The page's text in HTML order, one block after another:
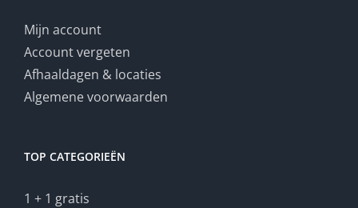
Mijn account
Account vergeten
Afhaaldagen & locaties
Algemene voorwaarden
TOP CATEGORIEËN
1 + 1 gratis